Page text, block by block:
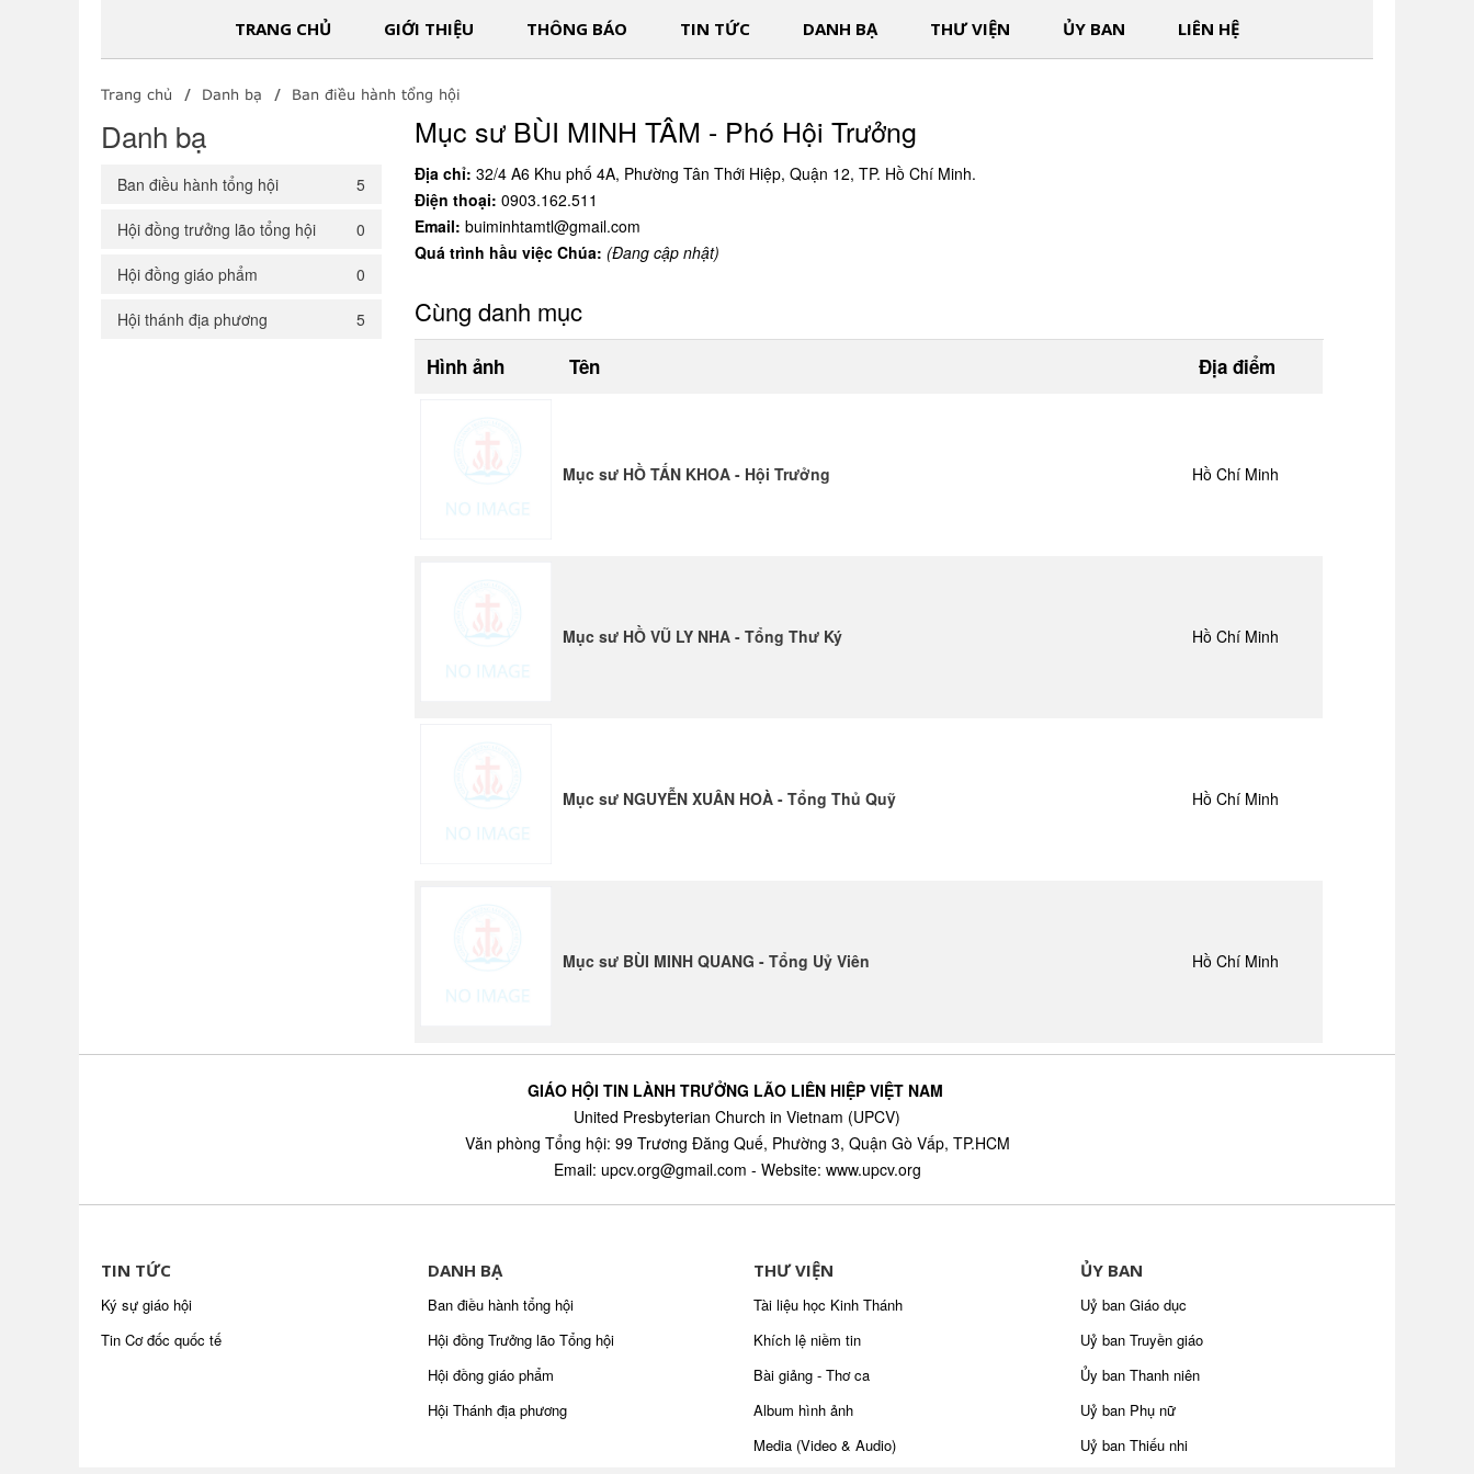
TRANG CHỦ GIỚI THIỆU THÔNG BÁO TIN TỨC DANH BẠ THƯ VIỆN ỦY BAN LIÊN HỆ
Trang chủ Danh bạ Ban điều hành tổng hội
Danh bạ
Ban điều hành tổng hội 5
Hội đồng trưởng lão tổng hội 0
Hội đồng giáo phẩm 0
Hội thánh địa phương 5
Mục sư BÙI MINH TÂM - Phó Hội Trưởng
Địa chỉ: 32/4 A6 Khu phố 4A, Phường Tân Thới Hiệp, Quận 12, TP. Hồ Chí Minh.
Điện thoại: 0903.162.511
Email:buiminhtamtl@gmail.com
Quá trình hầu việc Chúa: (Đang cập nhật)
Cùng danh mục
Hình ảnh Tên Địa điểm
Mục sư HỒ TẤN KHOA - Hội Trưởng Hồ Chí Minh
Mục sư HỒ VŨ LY NHA - Tổng Thư Ký Hồ Chí Minh
Mục sư NGUYỄN XUÂN HOÀ - Tổng Thủ Quỹ Hồ Chí Minh
Mục sư BÙI MINH QUANG - Tổng Uỷ Viên Hồ Chí Minh
GIÁO HỘI TIN LÀNH TRƯỞNG LÃO LIÊN HIỆP VIỆT NAM
United Presbyterian Church in Vietnam (UPCV)
Văn phòng Tổng hội: 99 Trương Đăng Quế, Phường 3, Quận Gò Vấp, TP.HCM
Email: upcv.org@gmail.com - Website: www.upcv.org
TIN TỨC
Ký sự giáo hội
Tin Cơ đốc quốc tế
DANH BẠ
Ban điều hành tổng hội
Hội đồng Trưởng lão Tổng hội
Hội đồng giáo phẩm
Hội Thánh địa phương
THƯ VIỆN
Tài liệu học Kinh Thánh
Khích lệ niềm tin
Bài giảng - Thơ ca
Album hình ảnh
Media (Video & Audio)
ỦY BAN
Uỷ ban Giáo dục
Uỷ ban Truyền giáo
Ủy ban Thanh niên
Uỷ ban Phụ nữ
Uỷ ban Thiếu nhi